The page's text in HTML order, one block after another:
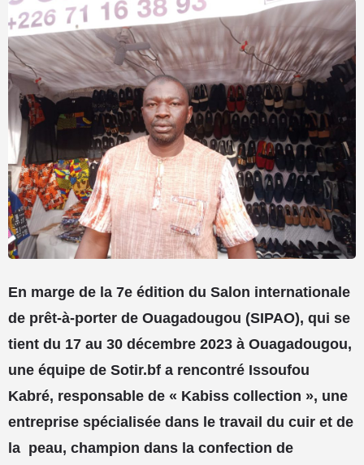
En marge de la 7e édition du Salon internationale
de prêt-à-porter de Ouagadougou (SIPAO), qui se
tient du 17 au 30 décembre 2023 à Ouagadougou,
une équipe de Sotir.bf a rencontré Issoufou
Kabré, responsable de « Kabiss collection », une
entreprise spécialisée dans le travail du cuir et de
la peau, champion dans la confection de